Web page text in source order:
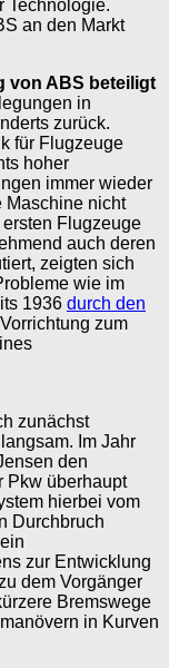
Technologie.
an den Markt
von ABS beteiligt
in
zurück.
für Flugzeuge
hoher
immer wieder
Maschine nicht
Flugzeuge
auch deren
zeigten sich
wie im
1936 durch den
zum
zunächst
Im Jahr
den
Pkw überhaupt
hierbei vom
Durchbruch
zur Entwicklung
dem Vorgänger
Bremswege
in Kurven